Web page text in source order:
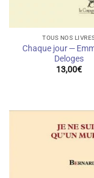
TOUS NOS
Chaque jour —
Deloges
13,00€